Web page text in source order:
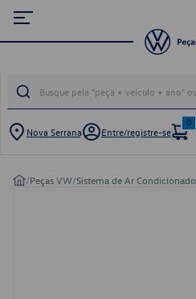
Nova Serrana Entre/registre-se
0
/Peças VW/Sistema de Ar Condicionado